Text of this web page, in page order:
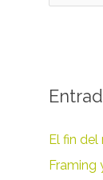
a
p
o
El fin del
Framing